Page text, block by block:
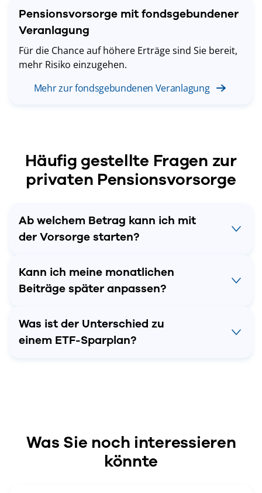
Mehr zur fondsgebundenen Veranlagung
Pensionsvorsorge mit fondsgebundener
Veranlagung
Für die Chance auf höhere Erträge sind Sie bereit,
mehr Risiko einzugehen.
Häufig gestellte Fragen zur
privaten Pensionsvorsorge
Ab welchem Betrag kann ich mit
der Vorsorge starten?
Kann ich meine monatlichen
Beiträge später anpassen?
Was ist der Unterschied zu
einem ETF-Sparplan?
Was Sie noch interessieren
könnte